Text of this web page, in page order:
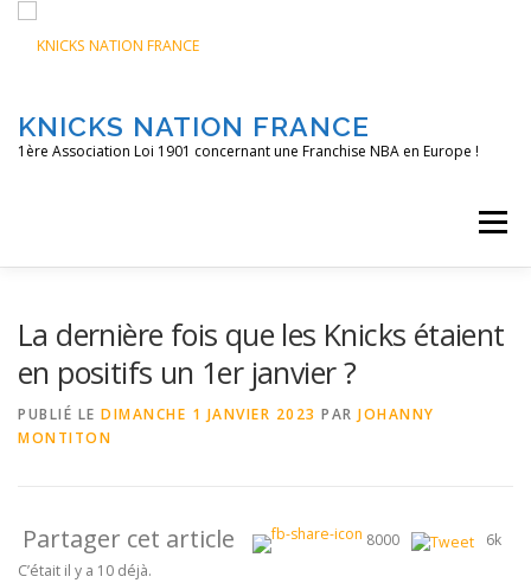
contenu
KNICKS NATION FRANCE
1ère Association Loi 1901 concernant une Franchise NBA en Europe !
Menu
La dernière fois que les Knicks étaient
en positifs un 1er janvier ?
PUBLIÉ LE DIMANCHE 1 JANVIER 2023 PAR JOHANNY
MONTITON
Partager cet article 8000
6k
C’était il y a 10 déjà.